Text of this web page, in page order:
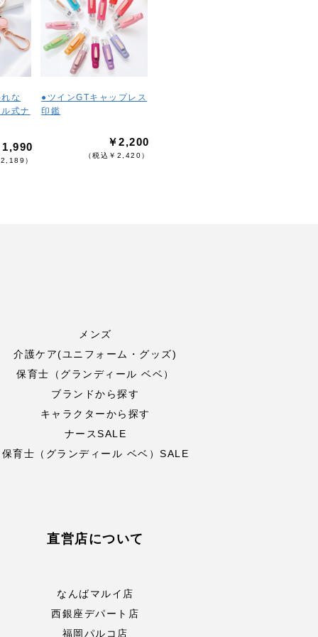
な
式ナ
1,990
）
●ツインGTキャップレス
印鑑
￥2,200
（税込￥2,420）
メンズ
介護ケア(ユニフォーム・グッズ)
保育士（グランディール ベベ）
ブランドから探す
キャラクターから探す
ナースSALE
保育士（グランディール ベベ）SALE
直営店について
なんばマルイ店
西銀座デパート店
福岡パルコ店